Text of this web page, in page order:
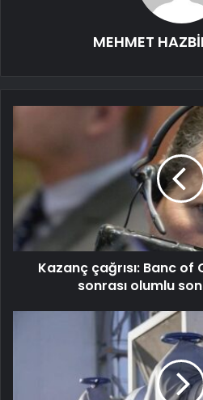
MEHMET
Kazanç çağrısı: Banc
sonrası olumlu